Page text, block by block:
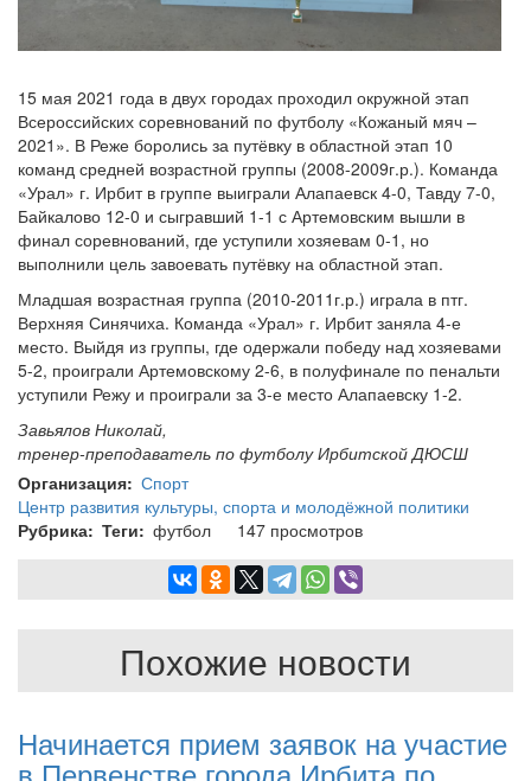
15 мая 2021 года в двух городах проходил окружной этап
Всероссийских соревнований по футболу «Кожаный мяч –
2021». В Реже боролись за путёвку в областной этап 10
команд средней возрастной группы (2008-2009г.р.). Команда
«Урал» г. Ирбит в группе выиграли Алапаевск 4-0, Тавду 7-0,
Байкалово 12-0 и сыгравший 1-1 с Артемовским вышли в
финал соревнований, где уступили хозяевам 0-1, но
выполнили цель завоевать путёвку на областной этап.
Младшая возрастная группа (2010-2011г.р.) играла в птг.
Верхняя Синячиха. Команда «Урал» г. Ирбит заняла 4-е
место. Выйдя из группы, где одержали победу над хозяевами
5-2, проиграли Артемовскому 2-6, в полуфинале по пенальти
уступили Режу и проиграли за 3-е место Алапаевску 1-2.
Завьялов Николай,
тренер-преподаватель по футболу Ирбитской ДЮСШ
Организация
Центр развития культуры, спорта и молодёжной политики
Рубрика
Спорт
Теги
футбол 147 просмотров
Похожие новости
Начинается прием заявок на участие